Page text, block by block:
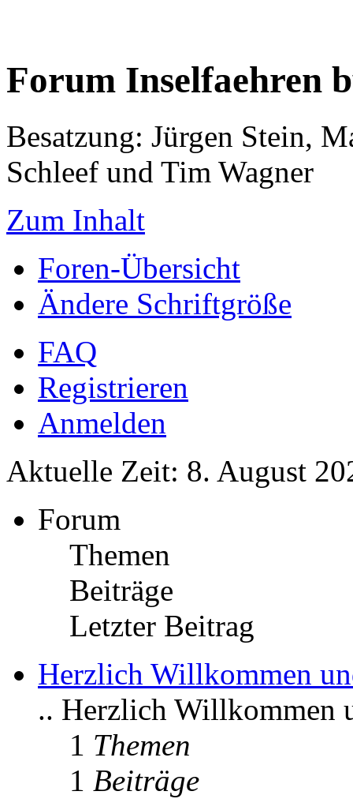
Forum Inselfaehren
Besatzung: Jürgen Stein,
Schleef und Tim Wagner
Zum Inhalt
Foren-Übersicht
Ändere Schriftgröße
FAQ
Registrieren
Anmelden
Aktuelle Zeit: 8. August
Forum
Themen
Beiträge
Letzter Beitrag
Herzlich Willkommen
.. Herzlich Willkommen
1 Themen
1 Beiträge